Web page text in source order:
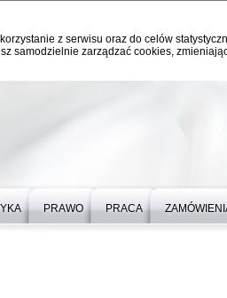
z serwisu oraz do celów
samodzielnie zarządzać cookies,
PRAWO PRACA